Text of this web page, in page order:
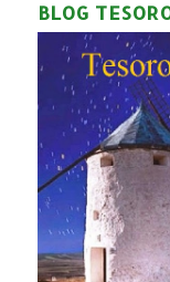
BLOG